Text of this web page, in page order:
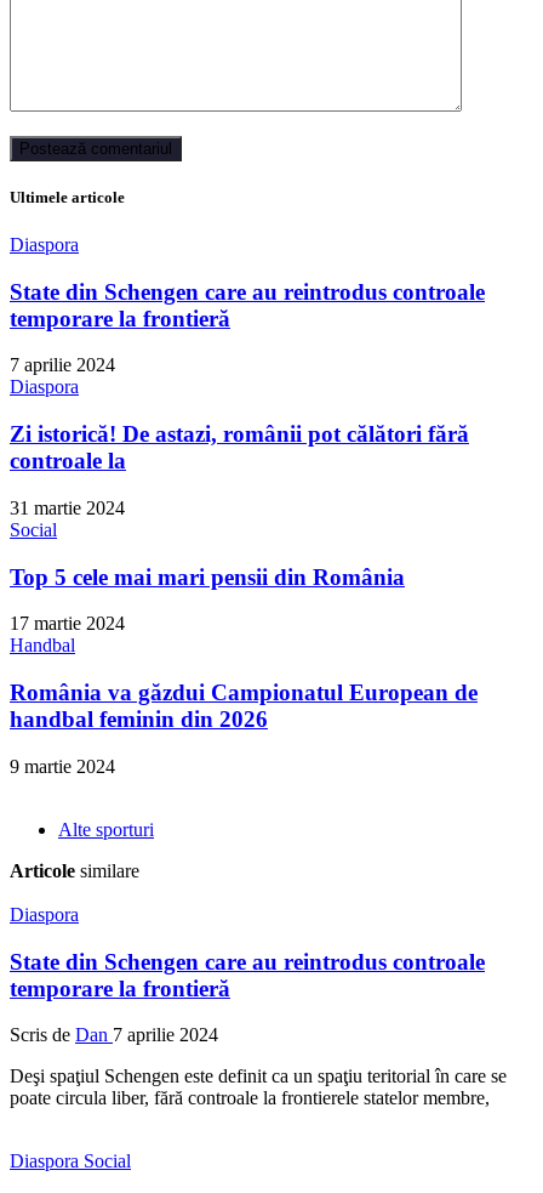
Ultimele articole
Diaspora
State din Schengen care au reintrodus controale
temporare la frontieră
7 aprilie 2024
Diaspora
Zi istorică! De astazi, românii pot călători fără
controale la
31 martie 2024
Social
Top 5 cele mai mari pensii din România
17 martie 2024
Handbal
România va găzdui Campionatul European de
handbal feminin din 2026
9 martie 2024
Alte sporturi
Articole similare
Diaspora
State din Schengen care au reintrodus controale
temporare la frontieră
Scris de Dan 7 aprilie 2024
Deşi spaţiul Schengen este definit ca un spaţiu teritorial în care se
poate circula liber, fără controale la frontierele statelor membre,
Diaspora Social